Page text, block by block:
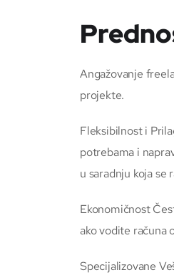
Angažovanje
projekte.
Fleksibilnost i
potrebama i
u saradnju koja se
Ekonomičnost
ako vodite računa
Specijalizovane